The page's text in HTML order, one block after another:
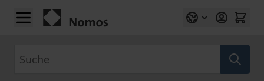
Zum Inhalt springen